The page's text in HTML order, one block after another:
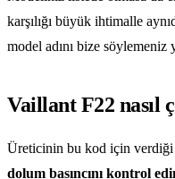
karşılığı büyük ihtimalle
model adını bize söylemeniz
Vaillant F22 nasıl
Üreticinin bu kod için verdiği
dolum basıncını kontrol